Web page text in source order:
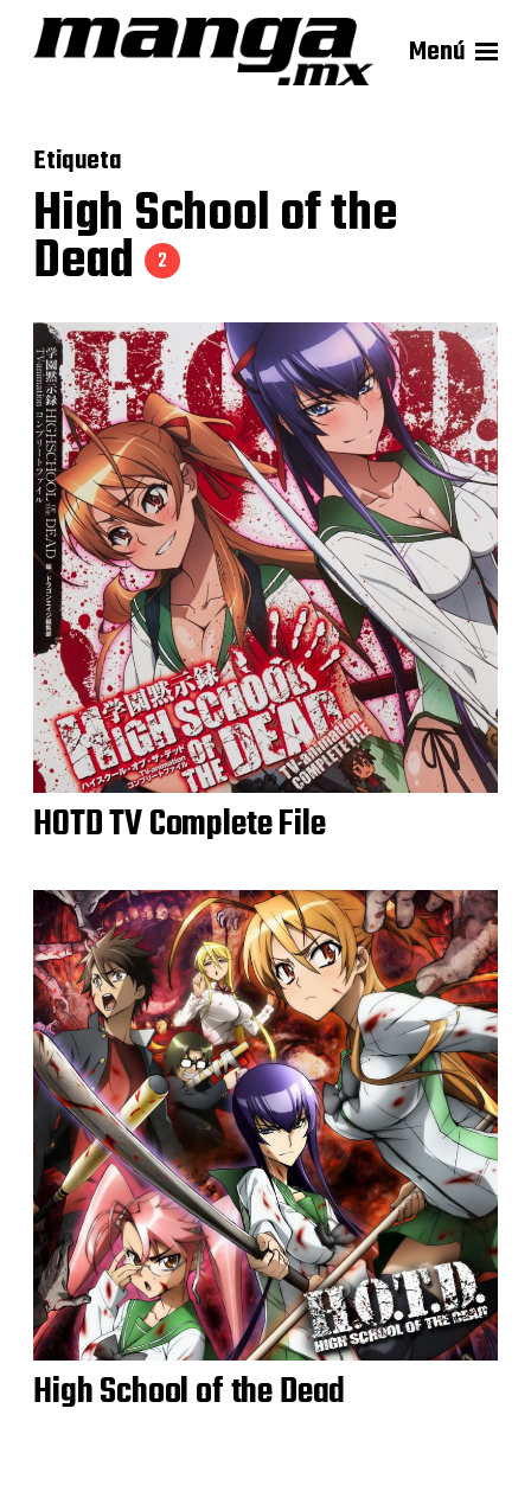
Menú
Etiqueta
High School of the
Dead 2
HOTD TV Complete File
High School of the Dead